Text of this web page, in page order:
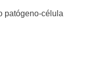
patógeno-célula